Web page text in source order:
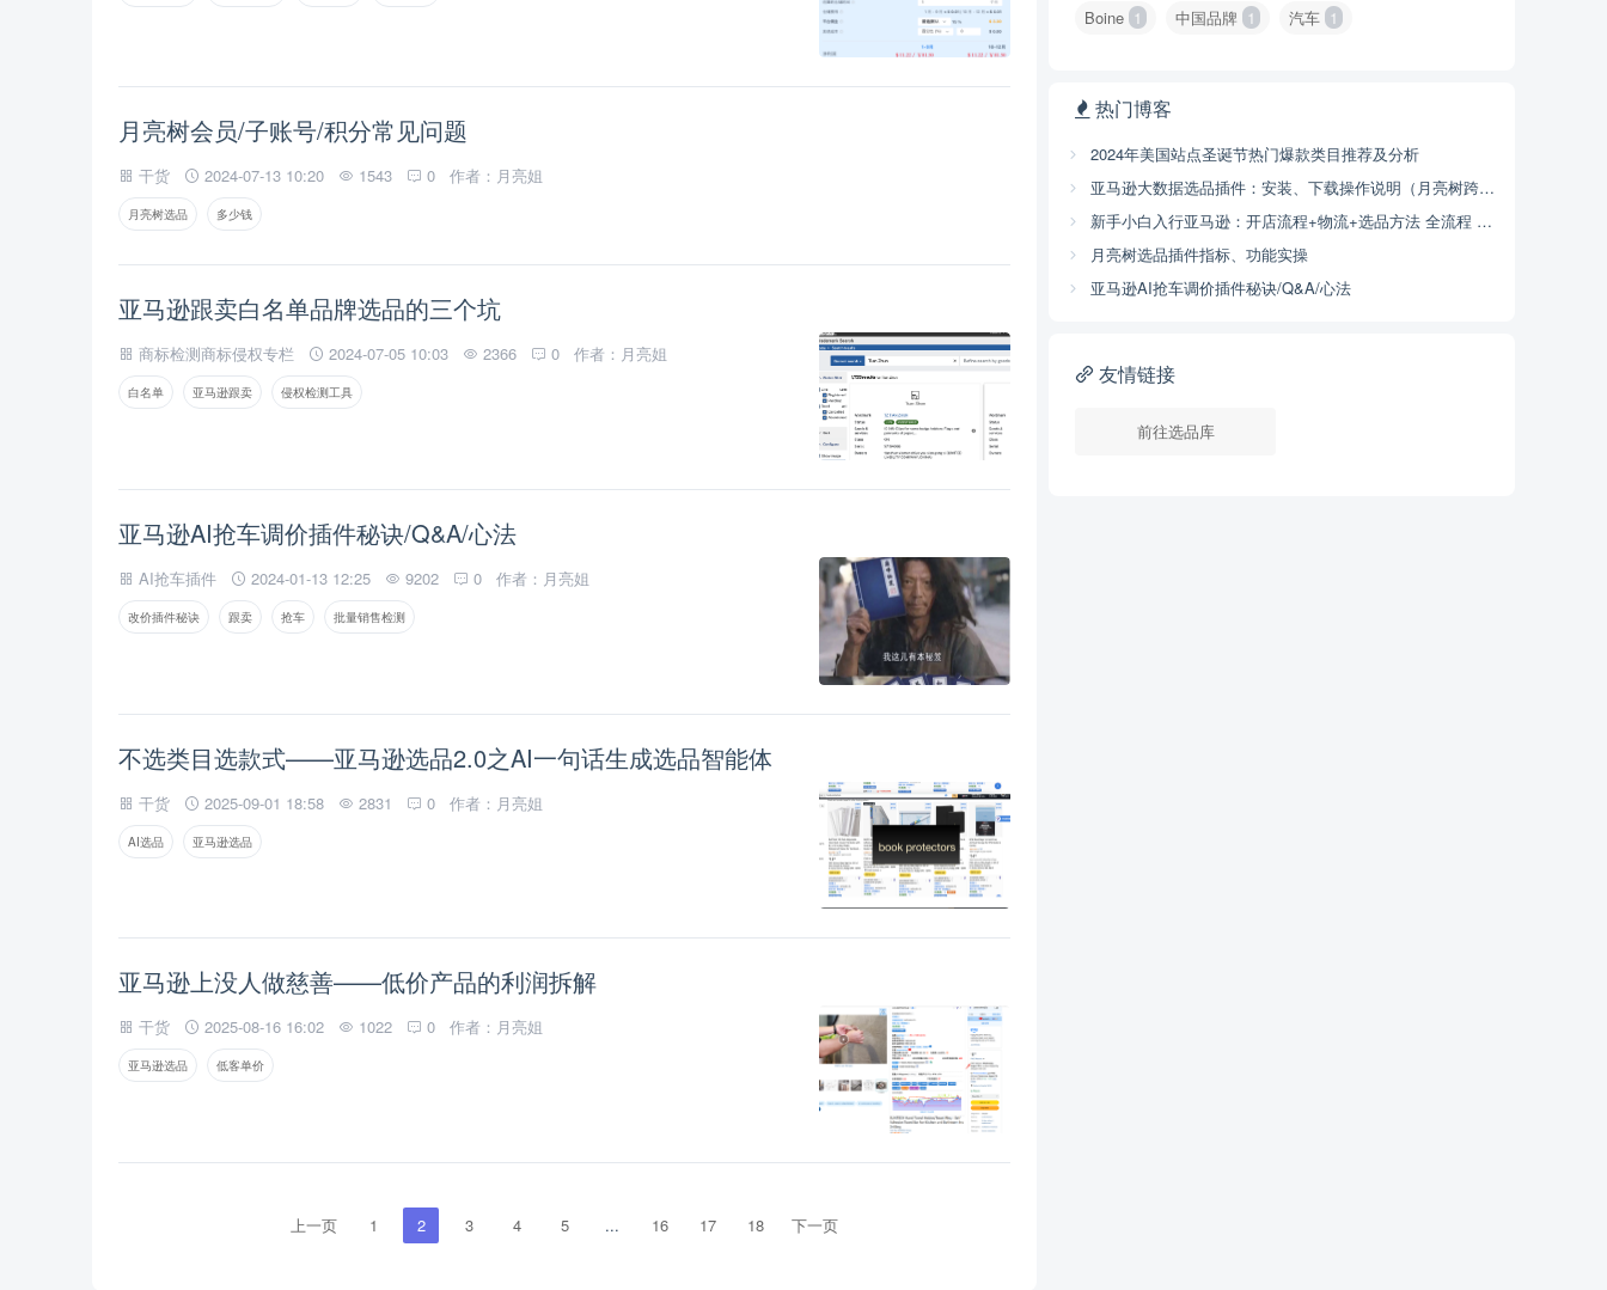
月亮树会员/子账号/积分常见问题
干货 2024-07-13 10:20 1543 0 作者：月亮姐
月亮树选品 多少钱
亚马逊跟卖白名单品牌选品的三个坑
商标检测商标侵权专栏 2024-07-05 10:03 2366 0 作者：月亮姐
白名单 亚马逊跟卖 侵权检测工具
亚马逊AI抢车调价插件秘诀/Q&A/心法
AI抢车插件 2024-01-13 12:25 9202 0 作者：月亮姐
改价插件秘诀 跟卖 抢车 批量销售检测
不选类目选款式——亚马逊选品2.0之AI一句话生成选品智能体
干货 2025-09-01 18:58 2831 0 作者：月亮姐
AI选品 亚马逊选品
亚马逊上没人做慈善——低价产品的利润拆解
干货 2025-08-16 16:02 1022 0 作者：月亮姐
亚马逊选品 低客单价
上一页 1 2 3 4 5 ... 16 17 18 下一页
Boine 1 中国品牌 1 汽车 1
热门博客
2024年美国站点圣诞节热门爆款类目推荐及分析
亚马逊大数据选品插件：安装、下载操作说明（月亮树跨境）
新手小白入行亚马逊：开店流程+物流+选品方法 全流程 （干货版）
月亮树选品插件指标、功能实操
亚马逊AI抢车调价插件秘诀/Q&A/心法
友情链接
前往选品库